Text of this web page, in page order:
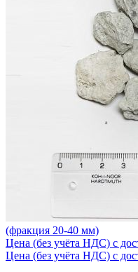
(фракция 20-40 мм)
Цена (без учёта НДС) с
Цена (без учёта НДС) с